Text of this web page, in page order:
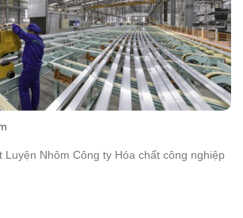
Luyện Nhôm Công ty Hóa chất công nghiệp